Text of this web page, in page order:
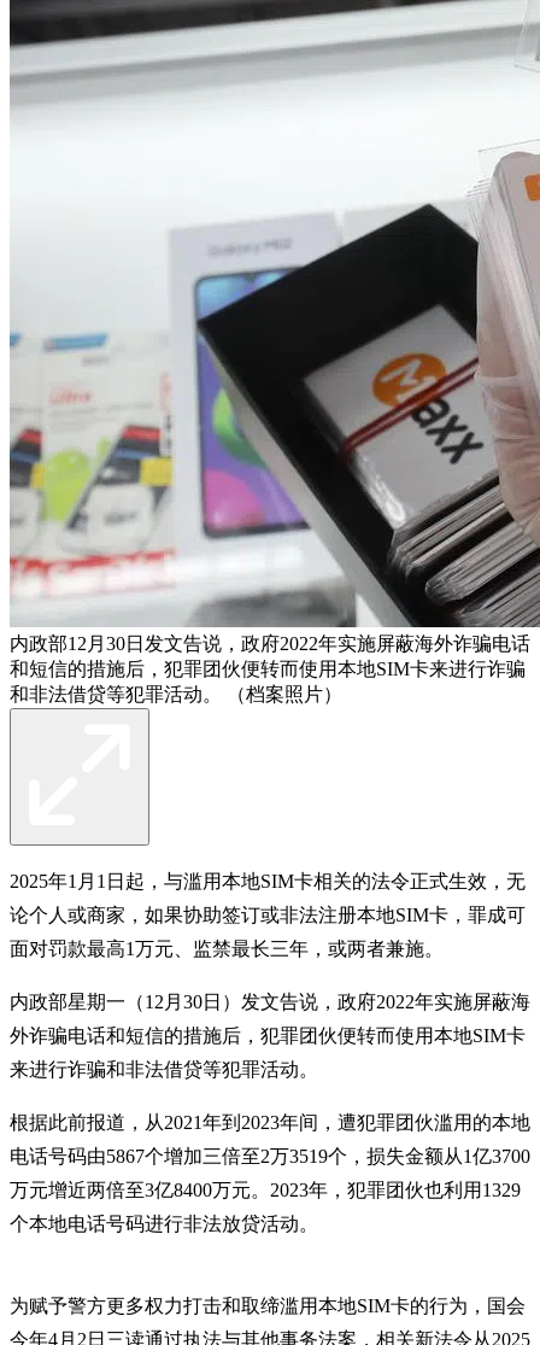
内政部12月30日发文告说，政府2022年实施屏蔽海外诈骗电话
和短信的措施后，犯罪团伙便转而使用本地SIM卡来进行诈骗
和非法借贷等犯罪活动。 （档案照片）
2025年1月1日起，与滥用本地SIM卡相关的法令正式生效，无
论个人或商家，如果协助签订或非法注册本地SIM卡，罪成可
面对罚款最高1万元、监禁最长三年，或两者兼施。
内政部星期一（12月30日）发文告说，政府2022年实施屏蔽海
外诈骗电话和短信的措施后，犯罪团伙便转而使用本地SIM卡
来进行诈骗和非法借贷等犯罪活动。
根据此前报道，从2021年到2023年间，遭犯罪团伙滥用的本地
电话号码由5867个增加三倍至2万3519个，损失金额从1亿3700
万元增近两倍至3亿8400万元。2023年，犯罪团伙也利用1329
个本地电话号码进行非法放贷活动。
为赋予警方更多权力打击和取缔滥用本地SIM卡的行为，国会
今年4月2日三读通过执法与其他事务法案，相关新法令从2025